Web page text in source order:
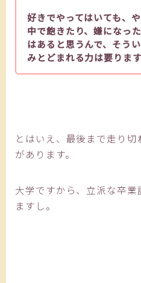
好きでやってはいても、
中で飽きたり、嫌になっ
はあると思うんで、そう
みとどまれる力は要ります
とはいえ、最後まで走り
があります。
大学ですから、立派な卒
ますし。